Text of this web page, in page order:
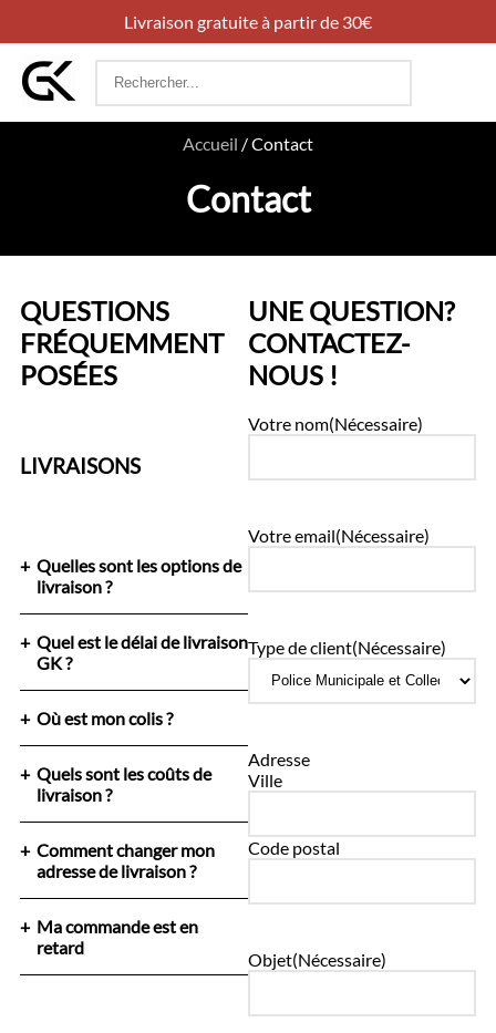
Livraison gratuite à partir de 30€
Rechercher
Accueil /Contact
Contact
QUESTIONS
FRÉQUEMMENT
POSÉES
LIVRAISONS
Quelles sont les options de
livraison ?
Quel est le délai de livraison
GK ?
Où est mon colis ?
Quels sont les coûts de
livraison ?
Comment changer mon
adresse de livraison ?
Ma commande est en
retard
UNE QUESTION?
CONTACTEZ-
NOUS !
Votre nom(Nécessaire)
Votre email(Nécessaire)
Type de client(Nécessaire)
Adresse
Ville
Code postal
Objet(Nécessaire)